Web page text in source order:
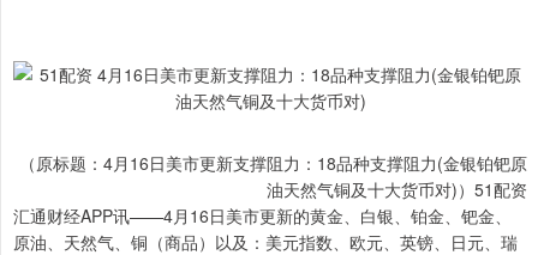
（原标题：4月16日美市更新支撑阻力：18品种支撑阻力(金银铂钯原
油天然气铜及十大货币对)）51配资
汇通财经APP讯——4月16日美市更新的黄金、白银、铂金、钯金、
原油、天然气、铜（商品）以及：美元指数、欧元、英镑、日元、瑞